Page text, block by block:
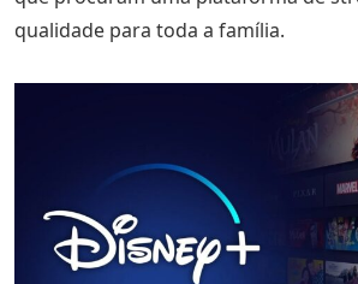
qualidade para toda a família.